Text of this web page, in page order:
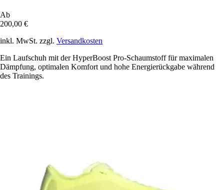
Ab
200,00 €
inkl. MwSt. zzgl. Versandkosten
Ein Laufschuh mit der HyperBoost Pro-Schaumstoff für maximalen
Dämpfung, optimalen Komfort und hohe Energierückgabe während
des Trainings.